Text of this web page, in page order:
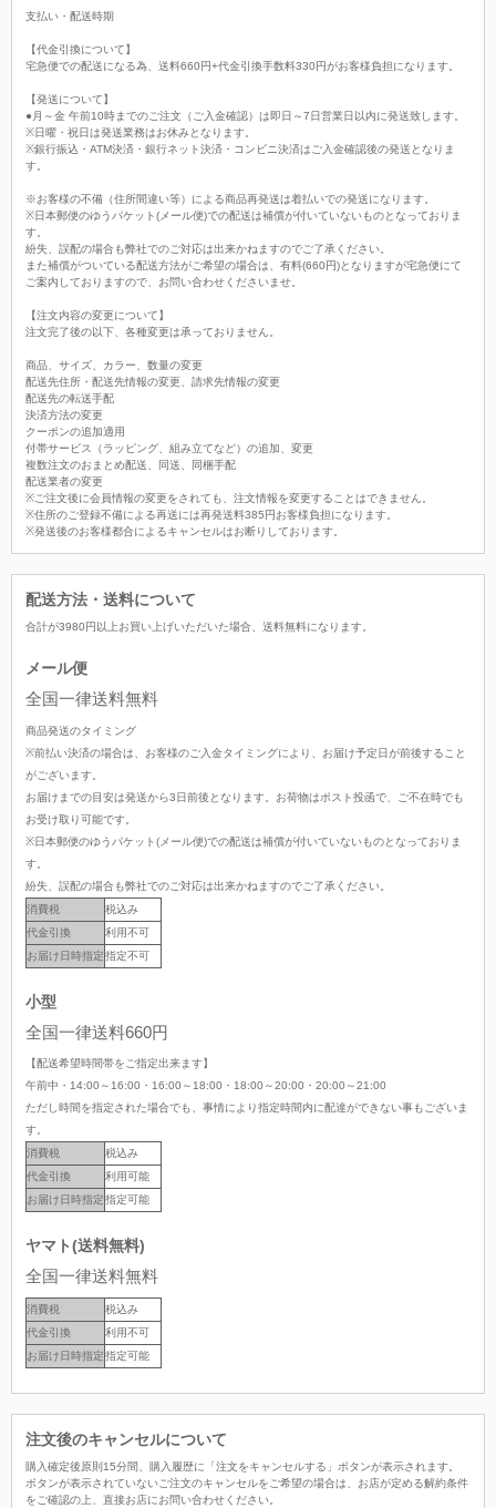
支払い・配送時期
【代金引換について】
宅急便での配送になる為、送料660円+代金引換手数料330円がお客様負担になります。
【発送について】
●月～金 午前10時までのご注文（ご入金確認）は即日～7日営業日以内に発送致します。
※日曜・祝日は発送業務はお休みとなります。
※銀行振込・ATM決済・銀行ネット決済・コンビニ決済はご入金確認後の発送となりま
す。
※お客様の不備（住所間違い等）による商品再発送は着払いでの発送になります。
※日本郵便のゆうパケット(メール便)での配送は補償が付いていないものとなっておりま
す。
紛失、誤配の場合も弊社でのご対応は出来かねますのでご了承ください。
また補償がついている配送方法がご希望の場合は、有料(660円)となりますが宅急便にて
ご案内しておりますので、お問い合わせくださいませ。
【注文内容の変更について】
注文完了後の以下、各種変更は承っておりません。
商品、サイズ、カラー、数量の変更
配送先住所・配送先情報の変更、請求先情報の変更
配送先の転送手配
決済方法の変更
クーポンの追加適用
付帯サービス（ラッピング、組み立てなど）の追加、変更
複数注文のおまとめ配送、同送、同梱手配
配送業者の変更
※ご注文後に会員情報の変更をされても、注文情報を変更することはできません。
※住所のご登録不備による再送には再発送料385円お客様負担になります。
※発送後のお客様都合によるキャンセルはお断りしております。
配送方法・送料について
合計が3980円以上お買い上げいただいた場合、 送料無料になります。
メール便
全国一律送料無料
商品発送のタイミング
※前払い決済の場合は、お客様のご入金タイミングにより、お届け予定日が前後すること
がございます。
お届けまでの目安は発送から3日前後となります。お荷物はポスト投函で、ご不在時でも
お受け取り可能です。
※日本郵便のゆうパケット(メール便)での配送は補償が付いていないものとなっておりま
す。
紛失、誤配の場合も弊社でのご対応は出来かねますのでご了承ください。
消費税
税込み
代金引換
利用不可
お届け日時指定指定不可
小型
全国一律送料660円
【配送希望時間帯をご指定出来ます】
午前中・14:00～16:00・16:00～18:00・18:00～20:00・20:00～21:00
ただし時間を指定された場合でも、事情により指定時間内に配達ができない事もございま
す。
消費税
税込み
代金引換
利用可能
お届け日時指定指定可能
ヤマト(送料無料)
全国一律送料無料
消費税
税込み
代金引換
利用不可
お届け日時指定指定可能
注文後のキャンセルについて
購入確定後原則15分間、購入履歴に「注文をキャンセルする」ボタンが表示されます。
ボタンが表示されていないご注文のキャンセルをご希望の場合は、お店が定める解約条件
をご確認の上、直接お店にお問い合わせください。